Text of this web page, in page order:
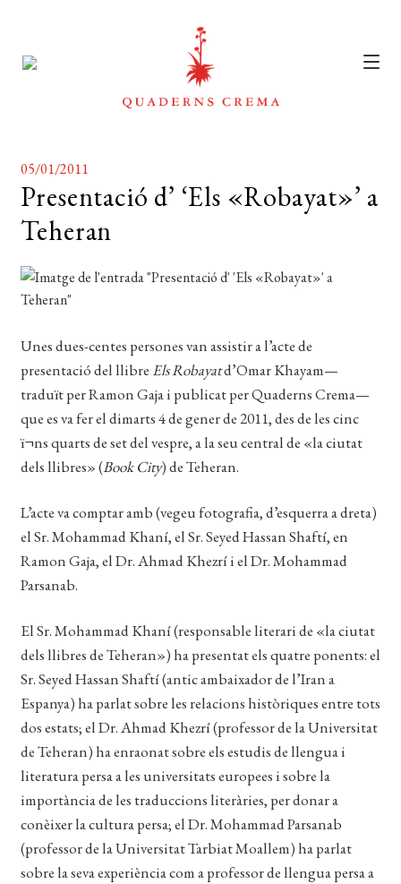
menú
AUTORS
DISTRIBUCIÓ
CONTACTE
EL MEU COMPTE
CERCAR
05/01/2011
Presentació d’ ‘Els «Robayat»’ a
Teheran
Unes dues-centes persones van assistir a l’acte de
presentació del llibre Els Robayatd’Omar Khayam—
traduït per Ramon Gaja i publicat per Quaderns Crema—
que es va fer el dimarts 4 de gener de 2011, des de les cinc
ï¬ns quarts de set del vespre, a la seu central de «la ciutat
dels llibres» (Book City) de Teheran.
L’acte va comptar amb (vegeu fotografia, d’esquerra a dreta)
el Sr. Mohammad Khaní, el Sr. Seyed Hassan Shaftí, en
Ramon Gaja, el Dr. Ahmad Khezrí i el Dr. Mohammad
Parsanab.
El Sr. Mohammad Khaní (responsable literari de «la ciutat
dels llibres de Teheran») ha presentat els quatre ponents: el
Sr. Seyed Hassan Shaftí (antic ambaixador de l’Iran a
Espanya) ha parlat sobre les relacions històriques entre tots
dos estats; el Dr. Ahmad Khezrí (professor de la Universitat
de Teheran) ha enraonat sobre els estudis de llengua i
literatura persa a les universitats europees i sobre la
importància de les traduccions literàries, per donar a
conèixer la cultura persa; el Dr. Mohammad Parsanab
(professor de la Universitat Tarbiat Moallem) ha parlat
sobre la seva experiència com a professor de llengua persa a